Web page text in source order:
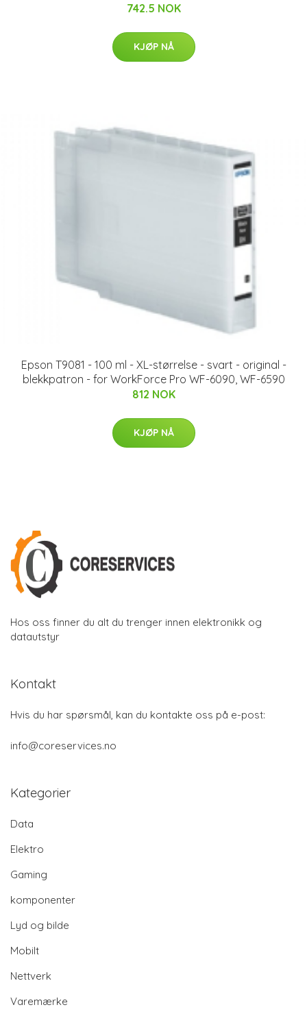
742.5 NOK
KJØP NÅ
Epson T9081 - 100 ml - XL-størrelse - svart - original -
blekkpatron - for WorkForce Pro WF-6090, WF-6590
812 NOK
KJØP NÅ
Hos oss finner du alt du trenger innen elektronikk og
datautstyr
Kontakt
Hvis du har spørsmål, kan du kontakte oss på e-post:
info@coreservices.no
Kategorier
Data
Elektro
Gaming
komponenter
Lyd og bilde
Mobilt
Nettverk
Varemærke